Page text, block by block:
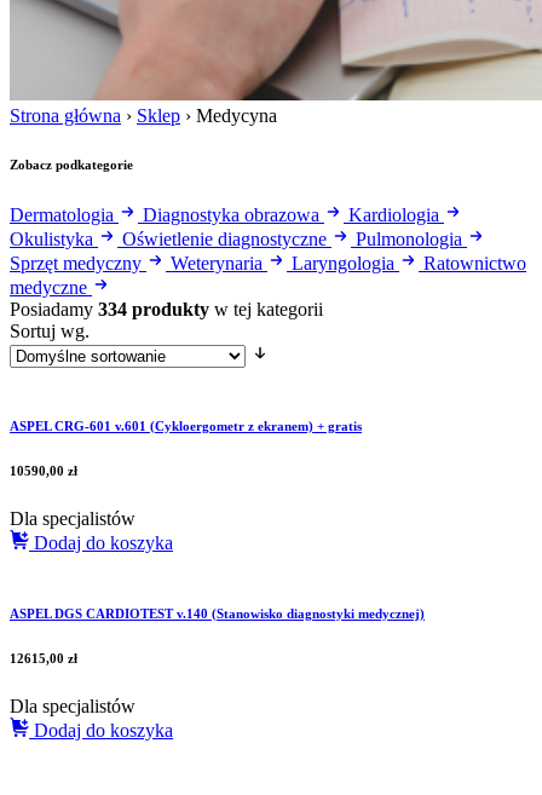
Strona główna › Sklep › Medycyna
Zobacz podkategorie
Dermatologia Diagnostyka obrazowa
Kardiologia
Okulistyka
Oświetlenie diagnostyczne
Pulmonologia
Sprzęt medyczny
Weterynaria Laryngologia
Ratownictwo
medyczne
Posiadamy 334 produkty w tej kategorii
Sortuj wg.
ASPEL CRG-601 v.601 (Cykloergometr z ekranem) + gratis
10590,00 zł
Dla specjalistów
Dodaj do koszyka
ASPEL DGS CARDIOTEST v.140 (Stanowisko diagnostyki medycznej)
12615,00 zł
Dla specjalistów
Dodaj do koszyka